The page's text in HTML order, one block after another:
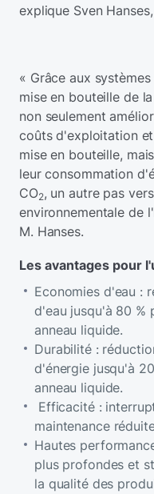
explique Sven
« Grâce aux
mise en bouteille de
non seulement
coûts d'exploitation
mise en bouteille,
leur consommation
CO2, un autre pas
environnementale de
M. Hanses.
Les avantages pour
Economies d'eau :
d'eau jusqu'à 80 %
anneau liquide.
Durabilité :
d'énergie jusqu'à
anneau liquide.
Efficacité :
maintenance
Hautes
plus profondes et
la qualité des